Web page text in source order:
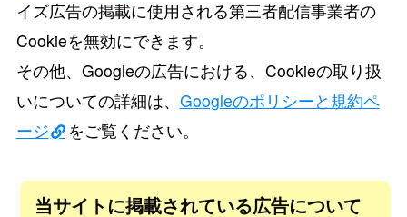
イズ広告の掲載に使用される第三者配信事業者の
Cookieを無効にできます。
その他、Googleの広告における、Cookieの取り扱
いについての詳細は、 Googleのポリシーと規約ペ
ージ
をご覧ください。
当サイトに掲載されている広告について